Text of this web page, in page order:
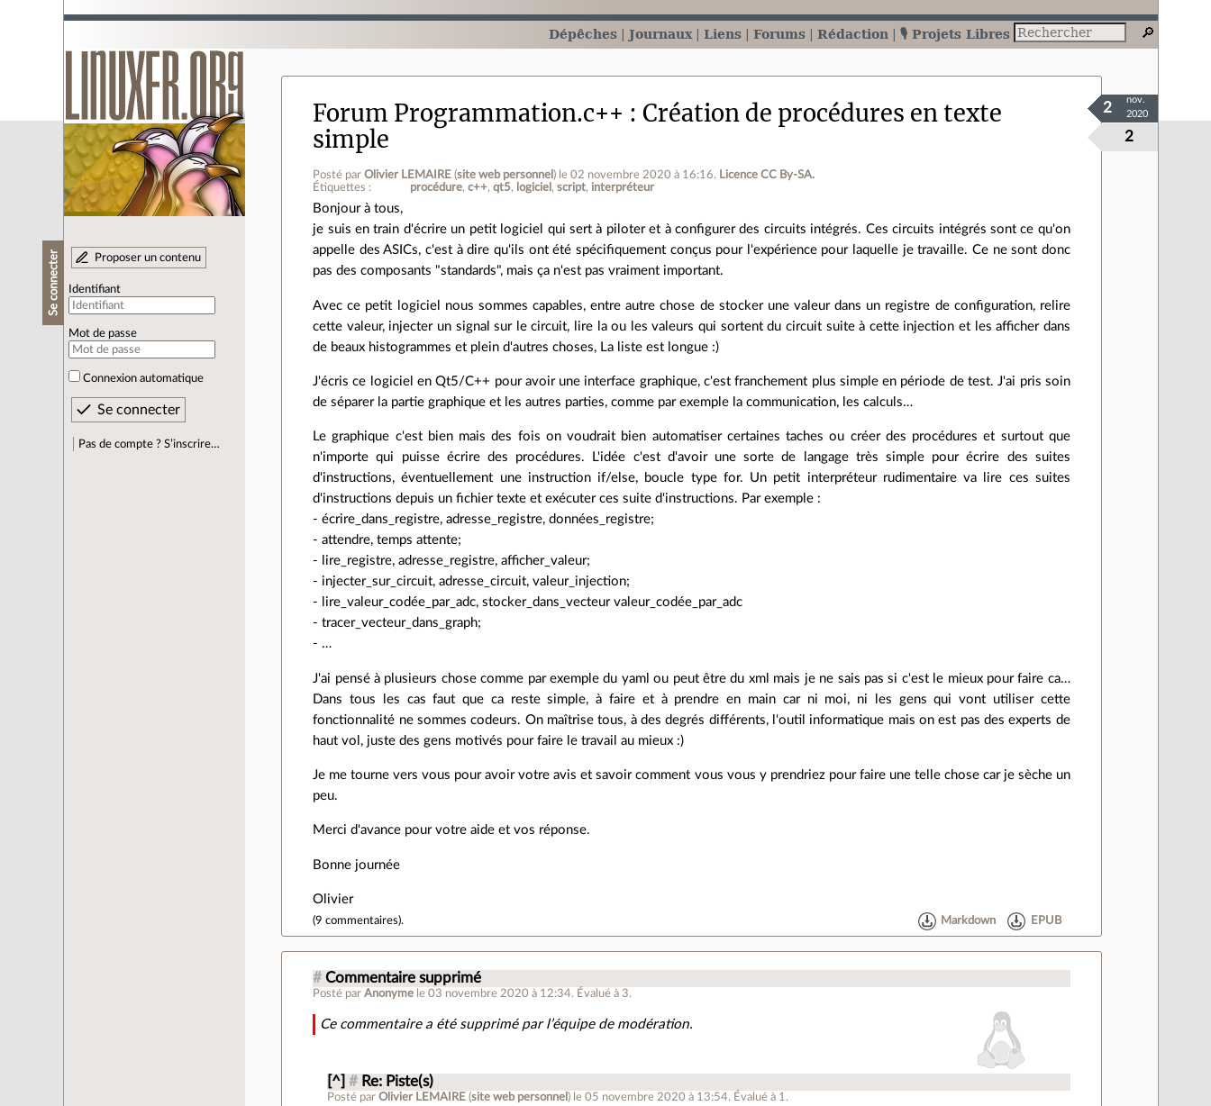
Dépêches Journaux Liens Forums Rédaction 🎙️ Projets Libres
Se connecter Proposer un contenu
Identifiant
Mot de passe
Connexion automatique
Pas de compte ? S’inscrire…
Forum Programmation.c++
Création de procédures en texte
simple
Posté parOlivier LEMAIRE (site web personnel ) le 02 novembre 2020 à 16:16. Licence CC By‑SA.
Étiquettes :
procédure c++ qt5 logiciel script interpréteur
2
2
nov.
2020
Bonjour à tous,
je suis en train d'écrire un petit logiciel qui sert à piloter et à configurer des circuits intégrés. Ces circuits intégrés sont ce qu'on
appelle des ASICs, c'est à dire qu'ils ont été spécifiquement conçus pour l'expérience pour laquelle je travaille. Ce ne sont donc
pas des composants "standards", mais ça n'est pas vraiment important.
Avec ce petit logiciel nous sommes capables, entre autre chose de stocker une valeur dans un registre de configuration, relire
cette valeur, injecter un signal sur le circuit, lire la ou les valeurs qui sortent du circuit suite à cette injection et les afficher dans
de beaux histogrammes et plein d'autres choses, La liste est longue :)
J'écris ce logiciel en Qt5/C++ pour avoir une interface graphique, c'est franchement plus simple en période de test. J'ai pris soin
de séparer la partie graphique et les autres parties, comme par exemple la communication, les calculs…
Le graphique c'est bien mais des fois on voudrait bien automatiser certaines taches ou créer des procédures et surtout que
n'importe qui puisse écrire des procédures. L'idée c'est d'avoir une sorte de langage très simple pour écrire des suites
d'instructions, éventuellement une instruction if/else, boucle type for. Un petit interpréteur rudimentaire va lire ces suites
d'instructions depuis un fichier texte et exécuter ces suite d'instructions. Par exemple :
- écrire_dans_registre, adresse_registre, données_registre;
- attendre, temps attente;
- lire_registre, adresse_registre, afficher_valeur;
- injecter_sur_circuit, adresse_circuit, valeur_injection;
- lire_valeur_codée_par_adc, stocker_dans_vecteur valeur_codée_par_adc
- tracer_vecteur_dans_graph;
- …
J'ai pensé à plusieurs chose comme par exemple du yaml ou peut être du xml mais je ne sais pas si c'est le mieux pour faire ca…
Dans tous les cas faut que ca reste simple, à faire et à prendre en main car ni moi, ni les gens qui vont utiliser cette
fonctionnalité ne sommes codeurs. On maîtrise tous, à des degrés différents, l'outil informatique mais on est pas des experts de
haut vol, juste des gens motivés pour faire le travail au mieux :)
Je me tourne vers vous pour avoir votre avis et savoir comment vous vous y prendriez pour faire une telle chose car je sèche un
peu.
Merci d'avance pour votre aide et vos réponse.
Bonne journée
Olivier
(9 commentaires). Markdown EPUB
# Commentaire supprimé
Posté parAnonyme le 03 novembre 2020 à 12:34. Évalué à 3.
Ce commentaire a été supprimé par l’équipe de modération.
[^] # Re: Piste(s)
Posté parOlivier LEMAIRE (site web personnel ) le 05 novembre 2020 à 13:54. Évalué à 1 .